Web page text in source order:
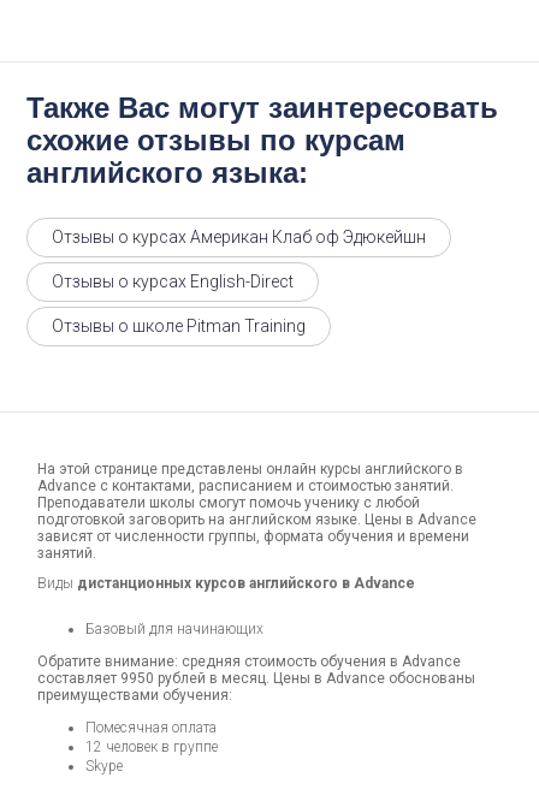
Также Вас могут заинтересовать
схожие отзывы по курсам
английского языка:
Отзывы о курсах Американ Клаб оф Эдюкейшн
Отзывы о курсах English-Direct
Отзывы о школе Pitman Training
На этой странице представлены онлайн курсы английского в
Advance с контактами, расписанием и стоимостью занятий.
Преподаватели школы смогут помочь ученику с любой
подготовкой заговорить на английском языке. Цены в Advance
зависят от численности группы, формата обучения и времени
занятий.
Виды дистанционных курсов английского в Advance
Базовый для начинающих
Обратите внимание: средняя стоимость обучения в Advance
составляет 9950 рублей в месяц. Цены в Advance обоснованы
преимуществами обучения:
Помесячная оплата
12 человек в группе
Skype